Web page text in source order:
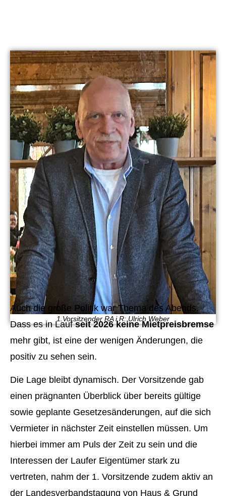
1.Vorsitzender RA i.R: Ulrich Weber
Auch die große Politik war Thema des Abends.
Dass es in Laufseit 2026 keine Mietpreisbremse
mehr gibt, ist eine der wenigen Änderungen, die
positiv zu sehen sein.
Die Lage bleibt dynamisch. Der Vorsitzende gab
einen prägnanten Überblick über bereits gültige
sowie geplante Gesetzesänderungen, auf die sich
Vermieter in nächster Zeit einstellen müssen. Um
hierbei immer am Puls der Zeit zu sein und die
Interessen der Laufer Eigentümer stark zu
vertreten, nahm der 1. Vorsitzende zudem aktiv an
der Landesverbandstagung von Haus & Grund